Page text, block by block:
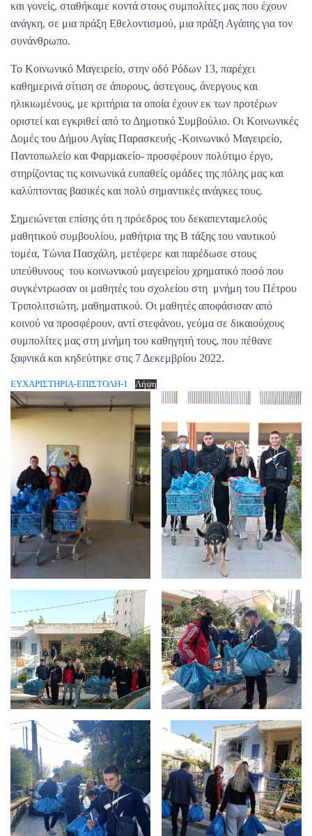
και γονείς, σταθήκαμε κοντά στους συμπολίτες μας που έχουν
ανάγκη, σε μια πράξη Εθελοντισμού, μια πράξη Αγάπης για τον
συνάνθρωπο.
Το Κοινωνικό Μαγειρείο, στην οδό Ρόδων 13, παρέχει
καθημερινά σίτιση σε άπορους, άστεγους, άνεργους και
ηλικιωμένους, με κριτήρια τα οποία έχουν εκ των προτέρων
οριστεί και εγκριθεί από το Δημοτικό Συμβούλιο. Οι Κοινωνικές
Δομές του Δήμου Αγίας Παρασκευής -Κοινωνικό Μαγειρείο,
Παντοπωλείο και Φαρμακείο- προσφέρουν πολύτιμο έργο,
στηρίζοντας τις κοινωνικά ευπαθείς ομάδες της πόλης μας και
καλύπτοντας βασικές και πολύ σημαντικές ανάγκες τους.
Σημειώνεται επίσης ότι η πρόεδρος του δεκαπενταμελούς
μαθητικού συμβουλίου, μαθήτρια της Β τάξης του ναυτικού
τομέα, Τώνια Πασχάλη, μετέφερε και παρέδωσε στους
υπεύθυνους του κοινωνικού μαγειρείου χρηματικό ποσό που
συγκέντρωσαν οι μαθητές του σχολείου στη μνήμη του Πέτρου
Τριπολιτσιώτη, μαθηματικού. Οι μαθητές αποφάσισαν από
κοινού να προσφέρουν, αντί στεφάνου, γεύμα σε δικαιούχους
συμπολίτες μας στη μνήμη του καθηγητή τους, που πέθανε
ξαφνικά και κηδεύτηκε στις 7 Δεκεμβρίου 2022.
ΕΥΧΑΡΙΣΤΗΡΙΑ-ΕΠΙΣΤΟΛΗ-1 Λήψη